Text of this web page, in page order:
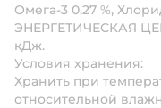
Омега-3 0,27 %,
ЭНЕРГЕТИЧЕСКАЯ
кДж.
Условия хранения:
Хранить при
относительной